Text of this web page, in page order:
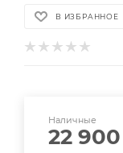
В ИЗБРАННОЕ
Наличные
22 900